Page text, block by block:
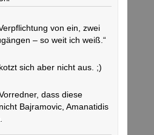
von ein, zwei
– so weit ich weiß.“
sich aber nicht aus. ;)
dass diese
Bajramovic, Amanatidis